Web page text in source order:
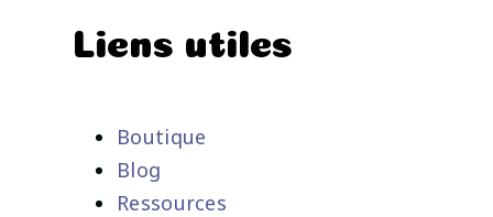
Liens utiles
Boutique
Blog
Ressources